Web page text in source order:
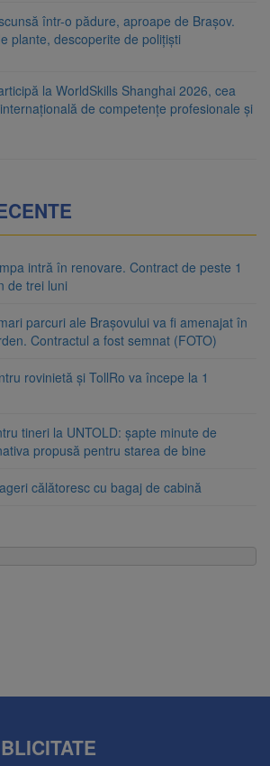
într-o pădure, aproape de Brașov.
plante, descoperite de polițiști
la WorldSkills Shanghai 2026, cea
de competențe profesionale și
intră în renovare. Contract de peste 1
de trei luni
parcuri ale Brașovului va fi amenajat în
Contractul a fost semnat (FOTO)
rovinietă și TollRo va începe la 1
tineri la UNTOLD: șapte minute de
propusă pentru starea de bine
călătoresc cu bagaj de cabină